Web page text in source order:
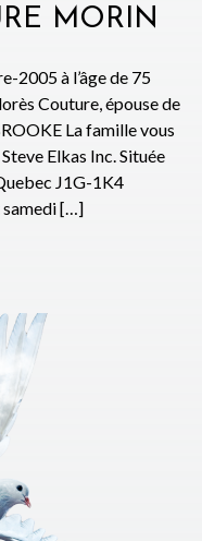
MORIN
2005 à l’âge de 75
Couture, épouse de
La famille vous
Elkas Inc. Située
J1G-1K4
samedi […]